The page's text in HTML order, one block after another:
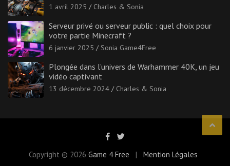
1 avril 2025 Charles & Sonia
Serveur privé ou serveur public : quel choix pour
votre partie Minecraft ?
6 janvier 2025 Sonia Game4Free
Plongée dans l’univers de Warhammer 40K, un jeu
vidéo captivant
13 décembre 2024 Charles & Sonia
Copyright © 2026 Game 4 Free Mention Légales